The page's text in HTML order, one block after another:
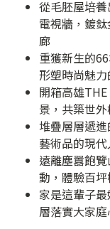
從毛胚屋培
電視牆，鍍
廊
重獲新生的
形塑時尚魅
開箱高雄
景，共築世
堆疊層層遞
藝術品的現
遠離塵囂飽
動，體驗百
家是這輩子
層落實大家